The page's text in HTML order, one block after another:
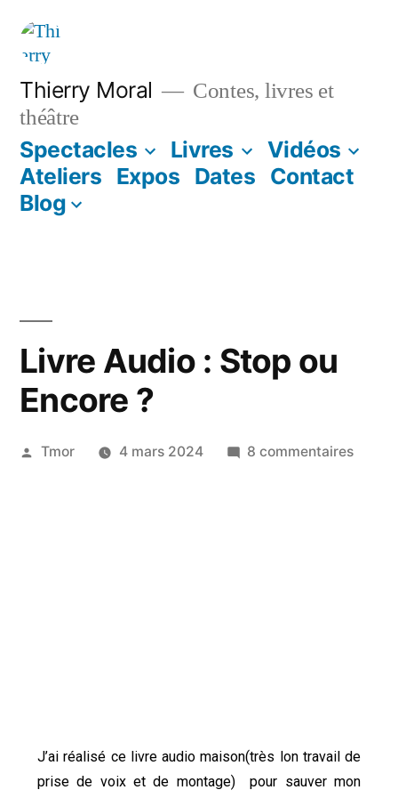
Thierry Moral
Contes, livres et
théâtre
Spectacles Livres
Vidéos
Ateliers Expos Dates Contact
Blog
Livre Audio : Stop ou
Encore ?
Tmor 4 mars 2024 8 commentaires
J’ai réalisé ce livre audio maison(très lon travail de
prise de voix et de montage) pour sauver mon